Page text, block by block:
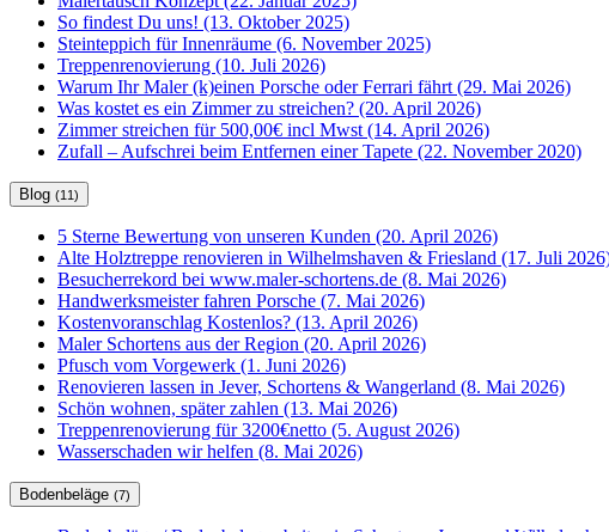
So findest Du uns! (13. Oktober 2025)
Steinteppich für Innenräume (6. November 2025)
Treppenrenovierung (10. Juli 2026)
Warum Ihr Maler (k)einen Porsche oder Ferrari fährt (29. Mai 2026)
Was kostet es ein Zimmer zu streichen? (20. April 2026)
Zimmer streichen für 500,00€ incl Mwst (14. April 2026)
Zufall – Aufschrei beim Entfernen einer Tapete (22. November 2020)
Blog (11)
5 Sterne Bewertung von unseren Kunden (20. April 2026)
Alte Holztreppe renovieren in Wilhelmshaven & Friesland (17. Juli
Besucherrekord bei www.maler-schortens.de (8. Mai 2026)
Handwerksmeister fahren Porsche (7. Mai 2026)
Kostenvoranschlag Kostenlos? (13. April 2026)
Maler Schortens aus der Region (20. April 2026)
Pfusch vom Vorgewerk (1. Juni 2026)
Renovieren lassen in Jever, Schortens & Wangerland (8. Mai 2026)
Schön wohnen, später zahlen (13. Mai 2026)
Treppenrenovierung für 3200€netto (5. August 2026)
Wasserschaden wir helfen (8. Mai 2026)
Bodenbeläge (7)